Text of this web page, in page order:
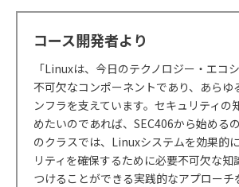
コース開発者より
「Linuxは、今日のテクノロジー・エコ
不可欠なコンポーネントであり、あらゆ
ンフラを支えています。セキュリティの
めたいのであれば、SEC406から始める
のクラスでは、Linuxシステムを効果的
リティを確保するために必要不可欠な知
つけることができる実践的なアプローチ